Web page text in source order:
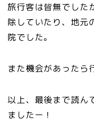
旅行客は皆無でした
除していたり、地元
院でした。
また機会があったら
以上、最後まで読ん
ましたー！